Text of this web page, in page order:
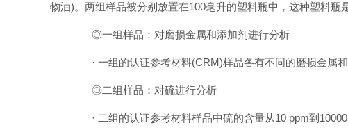
物油)。两组样品被分别放置在100毫升的塑料瓶中，这种塑料瓶
◎一组样品：对磨损金属和添加剂进行分析
· 一组的认证参考材料(CRM)样品各有不同的磨损金属和
◎二组样品：对硫进行分析
· 二组的认证参考材料样品中硫的含量从10 ppm到10000